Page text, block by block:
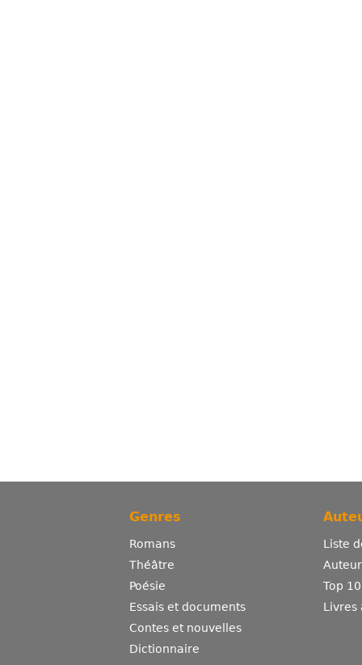
Genres
Romans
Théâtre
Poésie
Essais et documents
Contes et nouvelles
Dictionnaire
Liste
Top
Livres